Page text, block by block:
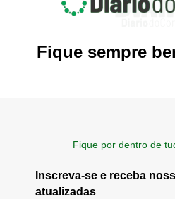
Fique sempre
Fique por dentro de
Inscreva-se e receba
atualizadas